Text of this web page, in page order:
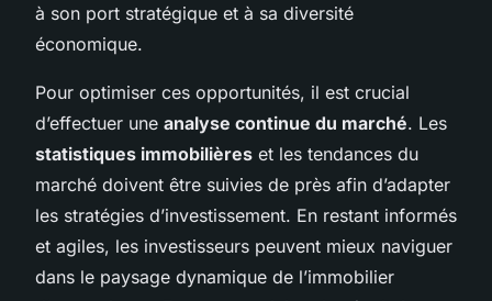
à son port stratégique et à sa diversité
économique.
Pour optimiser ces opportunités, il est crucial
d’effectuer une analyse continue du marché. Les
statistiques immobilières et les tendances du
marché doivent être suivies de près afin d’adapter
les stratégies d’investissement. En restant informés
et agiles, les investisseurs peuvent mieux naviguer
dans le paysage dynamique de l’immobilier